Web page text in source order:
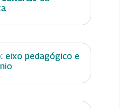
eixo pedagógico e